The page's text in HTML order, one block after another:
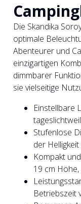
Die Skandika
optimale
Abenteurer und
einzigartigen
dimmbarer
sie vielseitige
Einstellbare
Stufenlose
der Helligkeit
Kompakt
19 cm
Betriebszeit